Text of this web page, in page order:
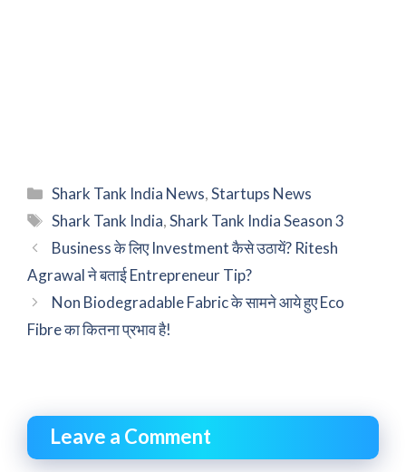
Categories
Shark Tank India News,Startups News
Tags
Shark Tank India,Shark Tank India Season 3
Business के लिए Investment कैसे उठायें? Ritesh
Agrawal ने बताई Entrepreneur Tip?
Non Biodegradable Fabric के सामने आये हुए Eco
Fibre का कितना प्रभाव है!
Leave a Comment